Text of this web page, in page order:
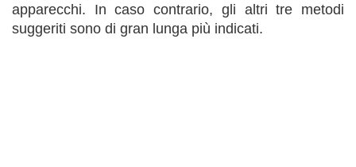
apparecchi. In caso contrario, gli altri tre metodi
suggeriti sono di gran lunga più indicati.